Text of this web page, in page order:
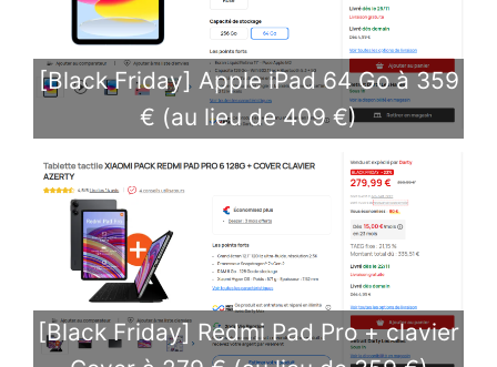
[Black Friday] Apple iPad 64 Go à 359
€ (au lieu de 409 €)
[Black Friday] Redmi Pad Pro + clavier